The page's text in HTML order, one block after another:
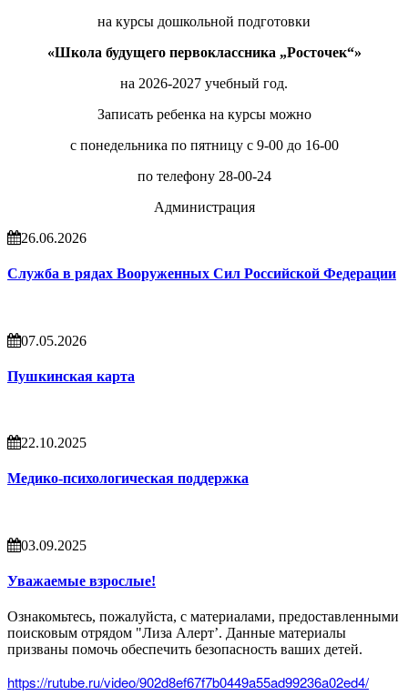
на курсы дошкольной подготовки
«Школа будущего первоклассника „Росточек“»
на 2026-2027 учебный год.
Записать ребенка на курсы можно
с понедельника по пятницу с 9-00 до 16-00
по телефону 28-00-24
Администрация
26.06.2026
Служба в рядах Вооруженных Сил Российской Федерации
07.05.2026
Пушкинская карта
22.10.2025
Медико-психологическая поддержка
03.09.2025
Уважаемые взрослые!
Ознакомьтесь, пожалуйста, с материалами, предоставленными
поисковым отрядом "Лиза Алерт’. Данные материалы
призваны помочь обеспечить безопасность ваших детей.
https://rutube.ru/video/902d8ef67f7b0449a55ad99236a02ed4/